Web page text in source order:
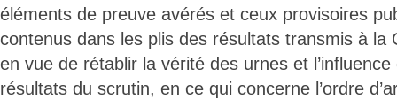
éléments de preuve avérés et ceux provisoires
contenus dans les plis des résultats transmis à la
en vue de rétablir la vérité des urnes et
résultats du scrutin, en ce qui concerne l’ordre